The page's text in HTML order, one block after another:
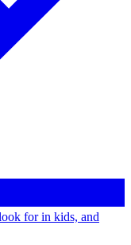
for in kids, and